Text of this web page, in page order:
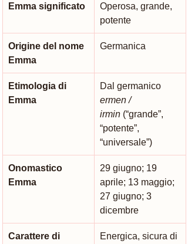
Emma significato
Operosa, grande,
potente
Origine del nome
Emma
Germanica
Etimologia di
Emma
Dal germanico
ermen /
irmin (“grande”,
“potente”,
“universale”)
Onomastico
Emma
29 giugno; 19
aprile; 13 maggio;
27 giugno; 3
dicembre
Carattere di
Energica, sicura di